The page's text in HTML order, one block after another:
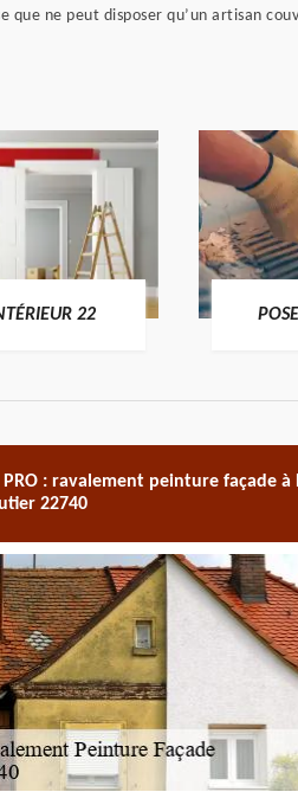
que ne peut disposer qu’un artisan
22
PRO : ravalement peinture façade à
22740